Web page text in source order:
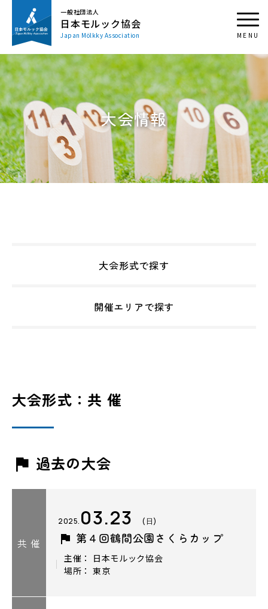
一般社団法人
日本モルック協会
Japan Mölkky Association
大会情報
大会形式で探す
開催エリアで探す
大会形式：共 催
過去の大会
共 催
2025. 03.23 (日)
第４回鶴間公園さくらカップ
主催： 日本モルック協会
場所： 東京